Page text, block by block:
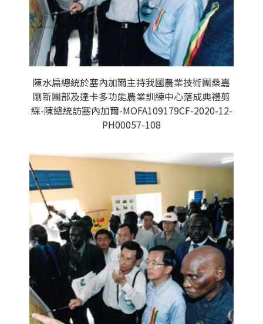
陳水扁總統於塞內加爾主持我國農業技術團桑嘉
剛新團部及達卡多功能農業訓練中心落成典禮剪
綵-陳總統訪塞內加爾-MOFA109179CF-2020-12-
PH00057-108